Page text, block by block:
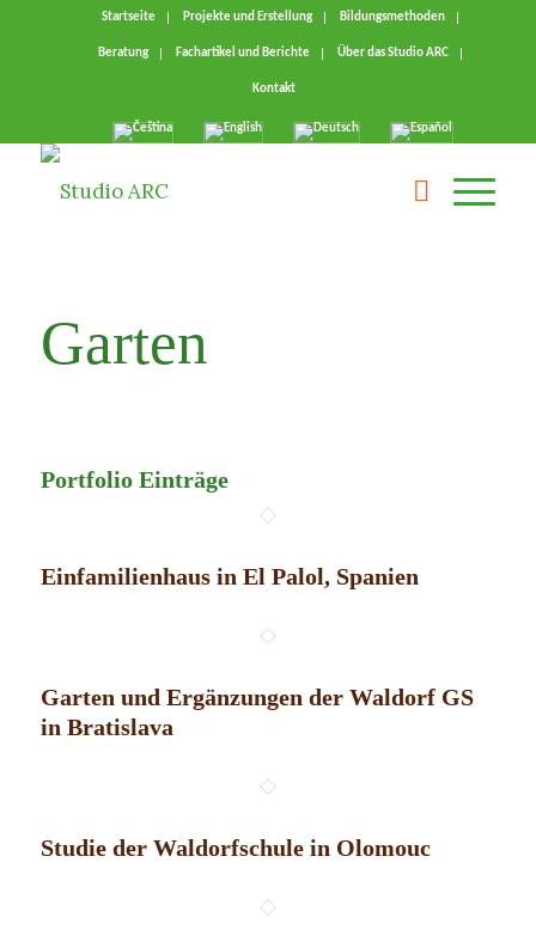
Startseite Projekte und Erstellung Bildungsmethoden
Beratung Fachartikel und Berichte Über das Studio ARC
Kontakt
Garten
Portfolio Einträge
Einfamilienhaus in El Palol, Spanien
Garten und Ergänzungen der Waldorf GS
in Bratislava
Studie der Waldorfschule in Olomouc